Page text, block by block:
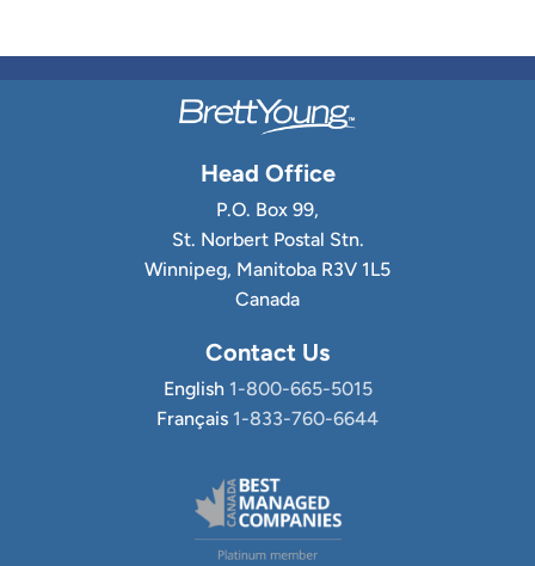
Head Office
P.O. Box 99,
St. Norbert Postal Stn.
Winnipeg, Manitoba R3V 1L5
Canada
Contact Us
English 1-800-665-5015
Français 1-833-760-6644